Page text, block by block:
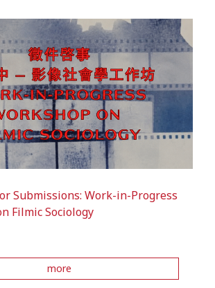
Submissions: Work-in-Progress
Filmic Sociology
more